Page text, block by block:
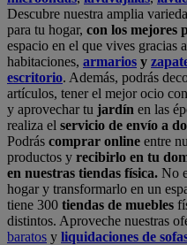
Descubre nuestra amplia
para tu hogar, con los mejores
espacio en el que vives gracias
habitaciones, armarios y
escritorio. Además, podrás
artículos, tener el mejor ocio
y aprovechar tu jardín en las
realiza el servicio de envío a
Podrás comprar online entre
productos y recibirlo en tu
en nuestras tiendas física. No
hogar y transformarlo en un
tiene 300 tiendas de muebles
distintos. Aproveche nuestras
baratos y liquidaciones de